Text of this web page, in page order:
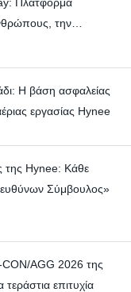
την
Η βάση ασφαλείας
εργασίας Hynee
της Hynee: Κάθε
Σύμβουλος»
AGG 2026 της
επιτυχία